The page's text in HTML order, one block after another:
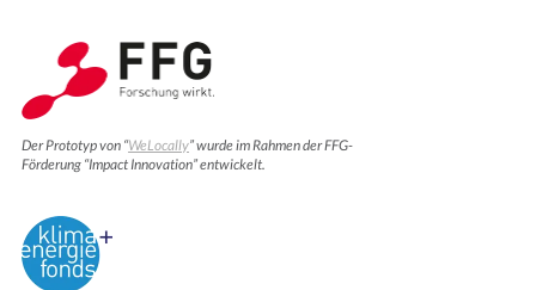
Der Prototyp von “WeLocally” wurde im Rahmen der FFG-
Förderung “Impact Innovation” entwickelt.